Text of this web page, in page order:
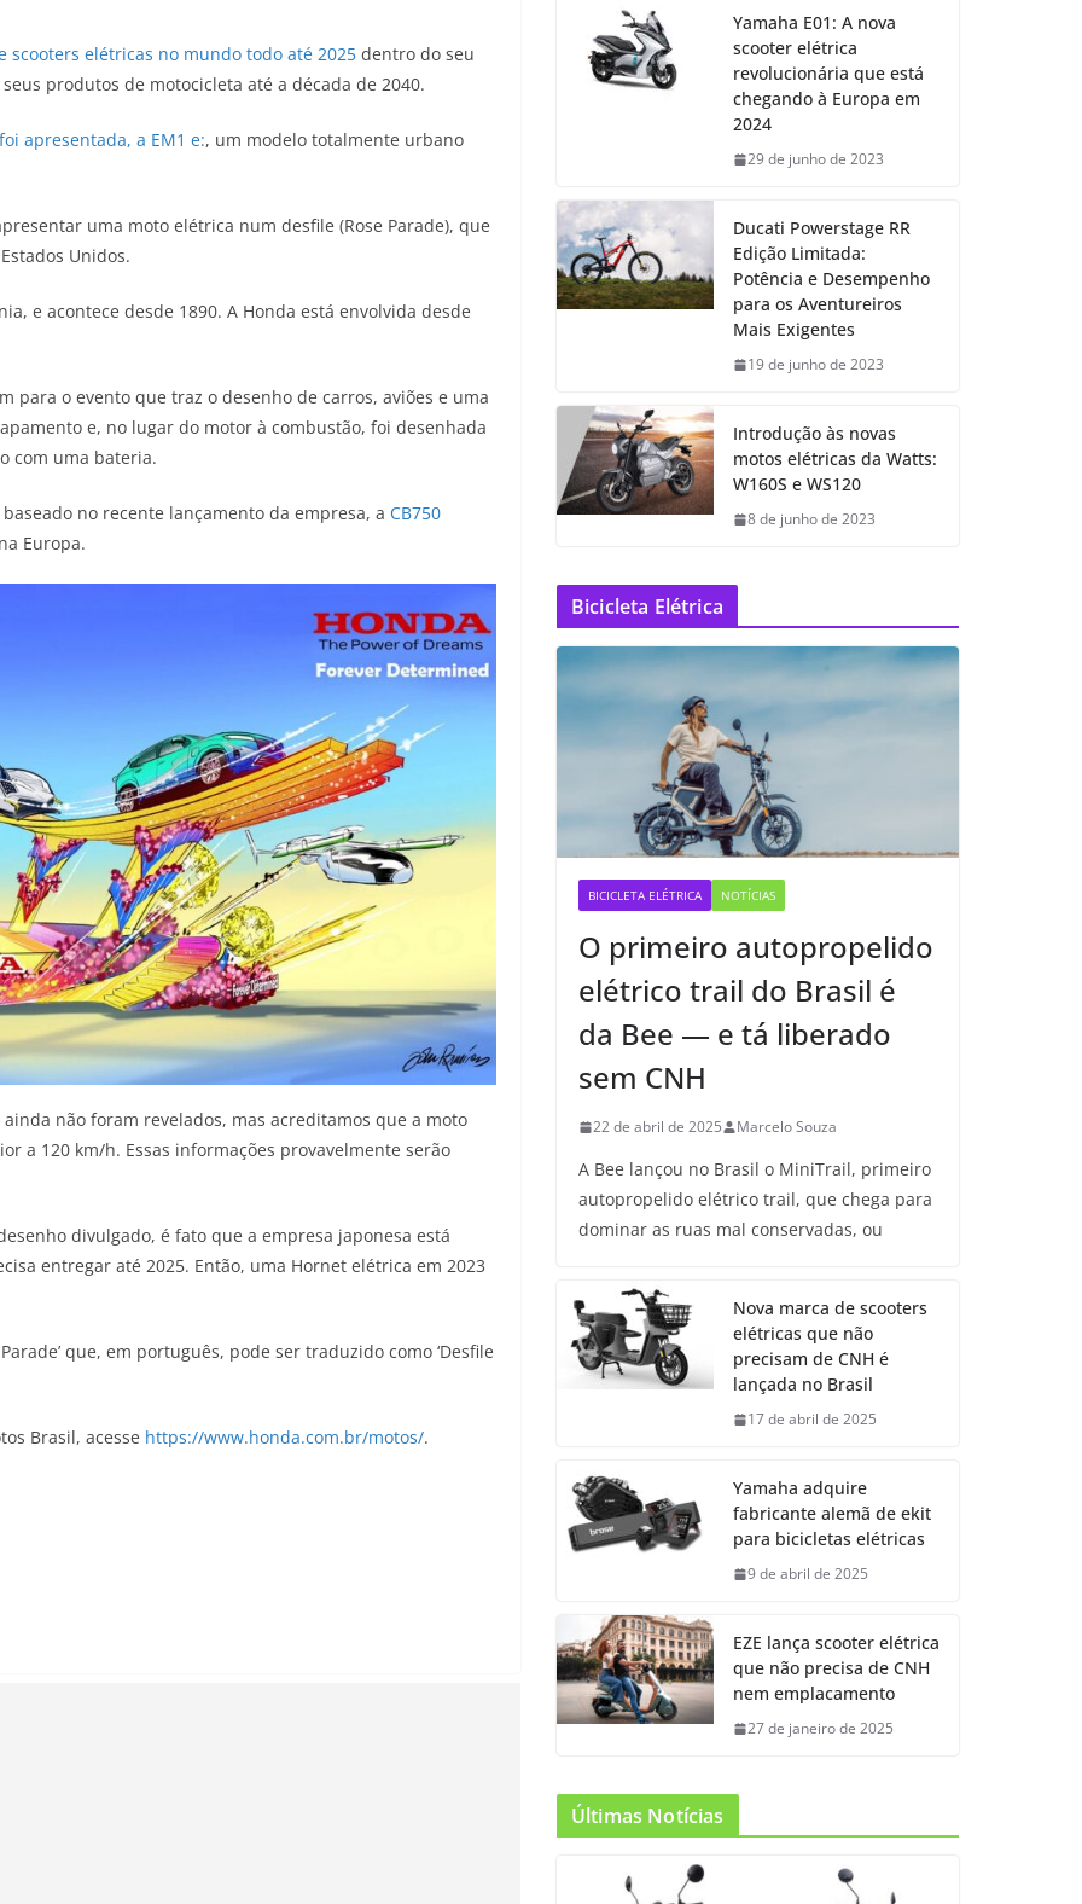
scooters elétricas no mundo todo até 2025 dentro do seu
produtos de motocicleta até a década de 2040.
apresentada, a EM1 e:, um modelo totalmente urbano
uma moto elétrica num desfile (Rose Parade), que
Unidos.
e acontece desde 1890. A Honda está envolvida desde
para o evento que traz o desenho de carros, aviões e uma
e, no lugar do motor à combustão, foi desenhada
com uma bateria.
no recente lançamento da empresa, a CB750
Europa.
não foram revelados, mas acreditamos que a moto
a 120 km/h. Essas informações provavelmente serão
divulgado, é fato que a empresa japonesa está
entregar até 2025. Então, uma Hornet elétrica em 2023
que, em português, pode ser traduzido como ‘Desfile
Brasil, acesse https://www.honda.com.br/motos/.
Yamaha E01: A nova
scooter elétrica
revolucionária que está
chegando à Europa em
2024
29 de junho de 2023
Ducati Powerstage RR
Edição Limitada:
Potência e Desempenho
para os Aventureiros
Mais Exigentes
19 de junho de 2023
Introdução às novas
motos elétricas da Watts:
W160S e WS120
8 de junho de 2023
Bicicleta Elétrica
BICICLETA ELÉTRICA NOTÍCIAS
O primeiro autopropelido
elétrico trail do Brasil é
da Bee — e tá liberado
sem CNH
22 de abril de 2025 Marcelo Souza
A Bee lançou no Brasil o MiniTrail, primeiro
autopropelido elétrico trail, que chega para
dominar as ruas mal conservadas, ou
Nova marca de scooters
elétricas que não
precisam de CNH é
lançada no Brasil
17 de abril de 2025
Yamaha adquire
fabricante alemã de ekit
para bicicletas elétricas
9 de abril de 2025
EZE lança scooter elétrica
que não precisa de CNH
nem emplacamento
27 de janeiro de 2025
Últimas Notícias